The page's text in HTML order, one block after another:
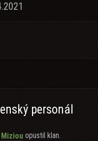
personál
Miziou opustil klan.